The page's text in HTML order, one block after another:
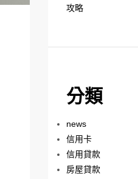
攻略
分類
news
信用卡
信用貸款
房屋貸款